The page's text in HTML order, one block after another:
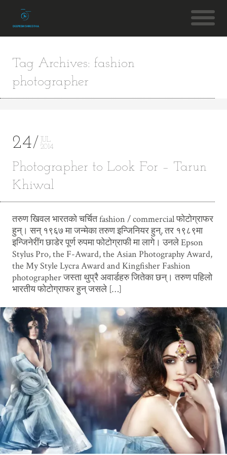
Tag Archives: fashion
photographer
24
JUL
2014
Photographer to Look For – Tarun
Khiwal
तरुण खिवल भारतको चर्चित fashion / commercial फोटोग्राफर
हुन्। सन् १९६७ मा जन्मेका तरुण इन्जिनियर हुन्, तर १९८९मा
इन्जिनेरींग छाडेर पूर्ण रुपमा फोटोग्राफी मा लागे। उनले Epson
Stylus Pro, the F-Award, the Asian Photography Award,
the My Style Lycra Award and Kingfisher Fashion
photographer जस्ता थुप्रै अवार्डहरु जितेका छन्। तरुण पहिलो
भारतीय फोटोग्राफर हुन् जसले […]